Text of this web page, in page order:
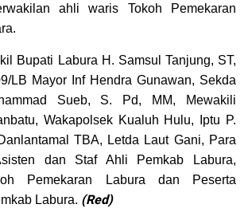
ahli waris Tokoh Pemekaran
Bupati Labura H. Samsul Tanjung, ST,
LB Mayor Inf Hendra Gunawan, Sekda
Sueb, S. Pd, MM, Mewakili
Wakapolsek Kualuh Hulu, Iptu P.
TBA, Letda Laut Gani, Para
dan Staf Ahli Pemkab Labura,
Pemekaran Labura dan Peserta
Labura. (Red)